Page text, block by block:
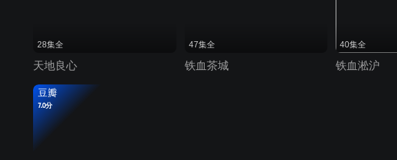
28集全
天地良心
47集全
铁血茶城
40集全
铁血淞沪
豆瓣
7.0分